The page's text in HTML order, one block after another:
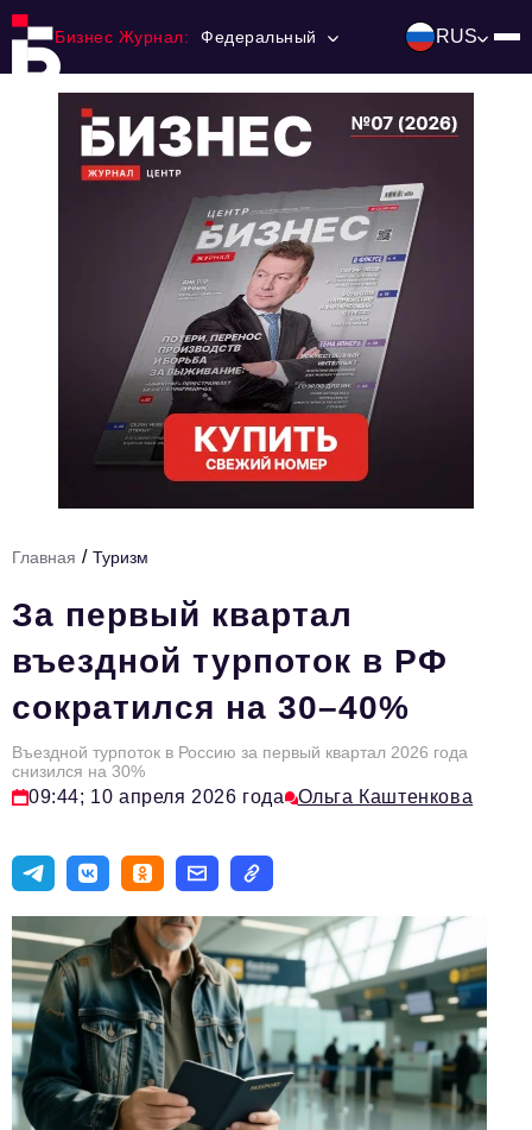
Бизнес Журнал: Федеральный RUS
Ниши и рынки
Технологии и тренды
Тема номера
HR
Персона номера
Юридический практикум
Стиль жизни
Туризм
ОПК
Эксперты
Авторские материалы
Видео
Телефон редакции: +7 495 727-01-67
Электронные почты редакции:
Главная / Туризм
За первый квартал
въездной турпоток в РФ
сократился на 30–40%
Въездной турпоток в Россию за первый квартал 2026 года
снизился на 30%
09:44; 10 апреля 2026 года Ольга Каштенкова